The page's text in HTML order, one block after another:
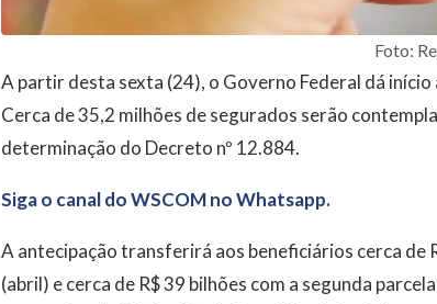
Foto:
A partir desta sexta (24), o Governo Federal dá
Cerca de 35,2 milhões de segurados serão
determinação do Decreto nº 12.884.
Siga o canal do WSCOM no Whatsapp.
A antecipação transferirá aos beneficiários cerca de
(abril) e cerca de R$ 39 bilhões com a segunda